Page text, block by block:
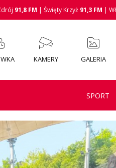
91,8 FM | Święty Krzyż 91,3 FM |
KAMERY GALERIA
SPORT